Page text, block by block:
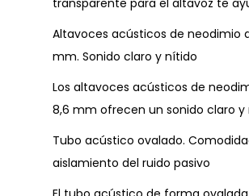
transparente para el altavoz te
Altavoces acústicos de neodimio
mm. Sonido claro y nítido
Los altavoces acústicos de
8,6 mm ofrecen un sonido claro y
Tubo acústico ovalado.
aislamiento del ruido pasivo